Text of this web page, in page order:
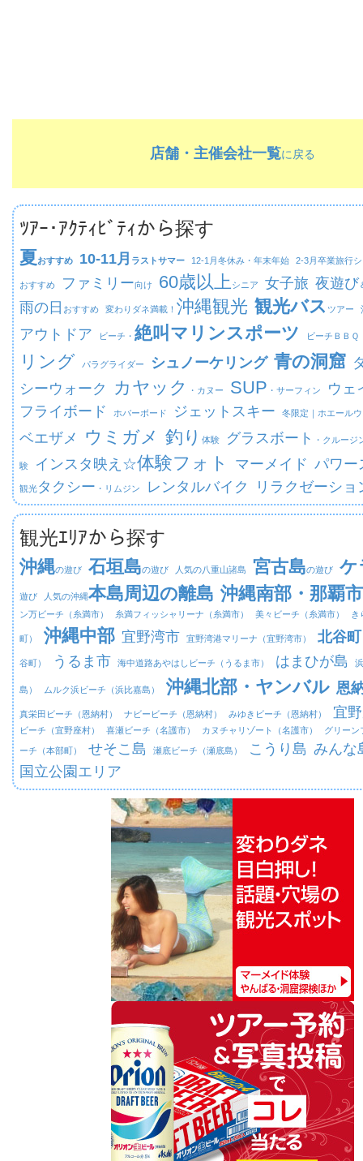
店舗・主催会社一覧に戻る
ﾂｱｰ･ｱｸﾃｨﾋﾞﾃｨから探す
夏おすすめ 10-11月 ラストサマー 12-1月冬休み・年末年始 2-3月卒業旅行
おすすめ ファミリー向け 60歳以上 シニア 女子旅 夜遊び
雨の日 おすすめ 変わりダネ満載！ 沖縄観光 観光バス ツアー
アウトドア ビーチ・ 絶叫マリンスポーツ ビーチ ＢＢＱ
リング パラグライダー シュノーケリング 青の洞窟
シーウォーク
カヤック ・カヌー SUP ・サーフィン
ウェ
フライボード
ホバーボード ジェットスキー 冬限定｜ ホエール
ベエザメ ウミガメ 釣り 体験 グラスボート ・クルージ
験 インスタ映え☆体験フォト マーメイド パワー
観光タクシー ・リムジン レンタルバイク リラクゼーショ
観光ｴﾘｱから探す
沖縄の遊び 石垣島の遊び 人気の八重山諸島 宮古島の遊び ケ
遊び 人気の沖縄本島周辺の離島 沖縄南部・那覇市
ン万ビーチ（糸満市） 糸満フィッシャリーナ（糸満市） 美々ビーチ（糸満市） き
町） 沖縄中部 宜野湾市 宜野湾港マリーナ（宜野湾市） 北谷町
谷町） うるま市 海中道路あやはしビーチ（うるま市） はまひが島
島） ムルク浜ビーチ（浜比嘉島） 沖縄北部・ヤンバル 恩
真栄田ビーチ（恩納村） ナビービーチ（恩納村） みゆきビーチ（恩納村） 宜
ビーチ（宜野座村） 喜瀬ビーチ（名護市） カヌチャリゾート（名護市） グリーン
ーチ（本部町） せそこ島 瀬底ビーチ（瀬底島） こうり島 みんな
国立公園エリア